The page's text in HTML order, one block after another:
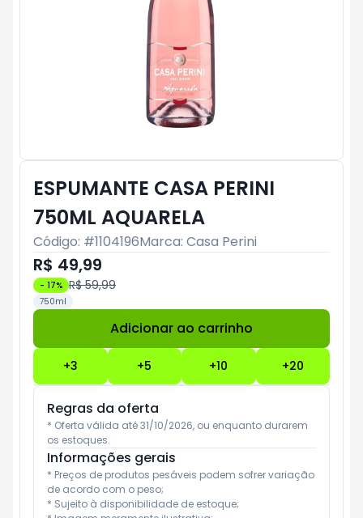
ESPUMANTE CASA PERINI
750ML AQUARELA
Código: #1104196Marca: Casa Perini
R$ 49,99
- 17% R$ 59,99
750ml
Adicionar ao carrinho
+3 +5 +10 +20
Regras da oferta
* Oferta válida até 31/10/2026, ou enquanto durarem
os estoques.
Informações gerais
* Preços de produtos pesáveis podem sofrer variação
de acordo com o peso;
* Sujeito à disponibilidade de estoque;